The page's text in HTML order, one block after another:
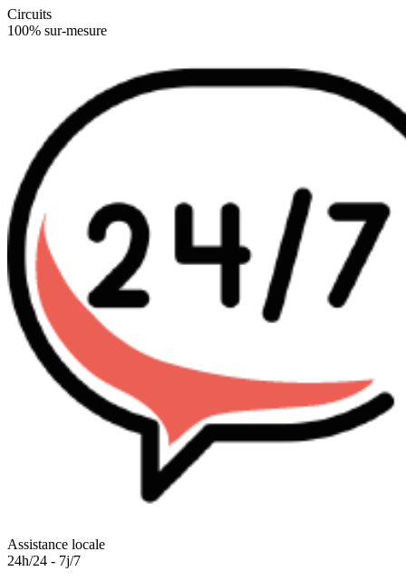
Circuits
100% sur-mesure
Assistance locale
24h/24 - 7j/7